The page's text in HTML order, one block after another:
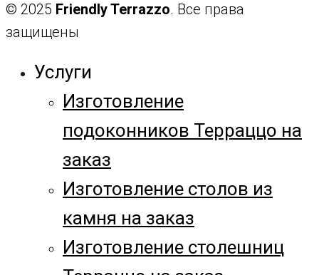
© 2025 Friendly Terrazzo. Все права
защищены
Услуги
Изготовление
подоконников Терраццо на
заказ
Изготовление столов из
камня на заказ
Изготовление столешниц